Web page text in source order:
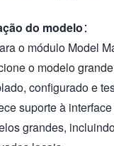
do modelo：
o módulo Model
o modelo
configurado e
suporte à
grandes,